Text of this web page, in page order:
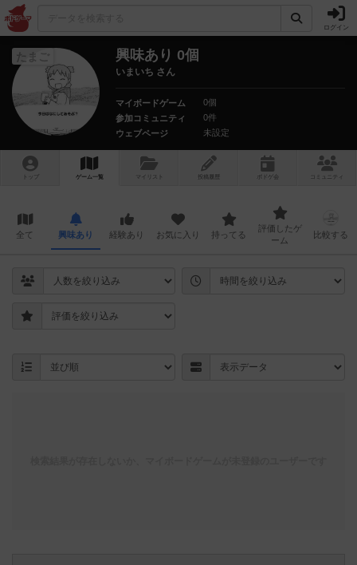
ログイン
たまご 興味あり 0個
いまいち さん
マイボードゲーム
0個
参加コミュニティ
0件
ウェブページ
未設定
トップ ゲーム一覧 マイリスト 投稿履歴 ボ ドゲ コミュニティ
全て 興味あり 経験あり お気に入り 持ってる
評価したゲ
ーム
比較する